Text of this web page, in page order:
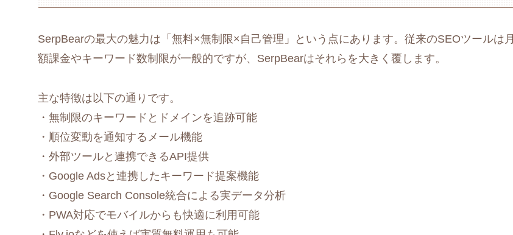
SerpBearの最大の魅力は「無料×無制限×自己管理」という点にあります。従来のSEOツールは月
額課金やキーワード数制限が一般的ですが、SerpBearはそれらを大きく覆します。
主な特徴は以下の通りです。
・無制限のキーワードとドメインを追跡可能
・順位変動を通知するメール機能
・外部ツールと連携できるAPI提供
・Google Adsと連携したキーワード提案機能
・Google Search Console統合による実データ分析
・PWA対応でモバイルからも快適に利用可能